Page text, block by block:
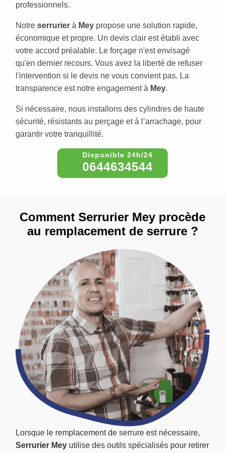
professionnels.
Notre serrurier à Mey propose une solution rapide,
économique et propre. Un devis clair est établi avec
votre accord préalable. Le forçage n'est envisagé
qu'en dernier recours. Vous avez la liberté de refuser
l'intervention si le devis ne vous convient pas. La
transparence est notre engagement à Mey.
Si nécessaire, nous installons des cylindres de haute
sécurité, résistants au perçage et à l’arrachage, pour
garantir votre tranquillité.
0644634544
Lorsque le remplacement de serrure est nécessaire,
Serrurier Mey utilise des outils spécialisés pour retirer
Comment Serrurier Mey procède
au remplacement de serrure ?